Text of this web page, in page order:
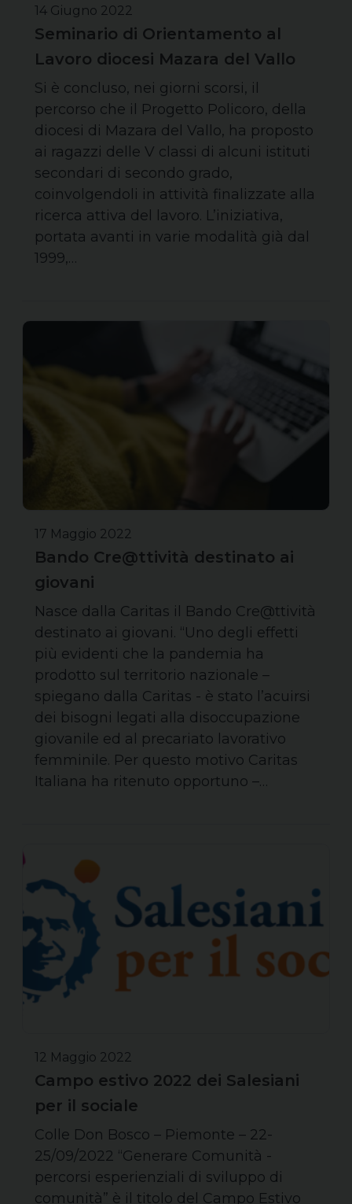
14 Giugno 2022
Seminario di Orientamento al
Lavoro diocesi Mazara del Vallo
Si è concluso, nei giorni scorsi, il
percorso che il Progetto Policoro, della
diocesi di Mazara del Vallo, ha proposto
ai ragazzi delle V classi di alcuni istituti
secondari di secondo grado,
coinvolgendoli in attività finalizzate alla
ricerca attiva del lavoro. L’iniziativa,
portata avanti in varie modalità già dal
1999,…
17 Maggio 2022
Bando Cre@ttività destinato ai
giovani
Nasce dalla Caritas il Bando Cre@ttività
destinato ai giovani. “Uno degli effetti
più evidenti che la pandemia ha
prodotto sul territorio nazionale –
spiegano dalla Caritas - è stato l’acuirsi
dei bisogni legati alla disoccupazione
giovanile ed al precariato lavorativo
femminile. Per questo motivo Caritas
Italiana ha ritenuto opportuno –…
12 Maggio 2022
Campo estivo 2022 dei Salesiani
per il sociale
Colle Don Bosco – Piemonte – 22-
25/09/2022 “Generare Comunità -
percorsi esperienziali di sviluppo di
comunità” è il titolo del Campo Estivo